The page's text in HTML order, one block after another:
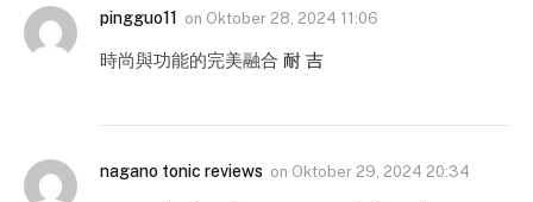
pingguo11 on Oktober 28, 2024 11:06
時尚與功能的完美融合 耐 吉
nagano tonic reviews on Oktober 29, 2024 20:34